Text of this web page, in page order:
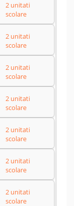
2 unitati
scolare
2 unitati
scolare
2 unitati
scolare
2 unitati
scolare
2 unitati
scolare
2 unitati
scolare
2 unitati
scolare